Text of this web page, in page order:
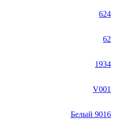
624
62
1934
V001
Белый 9016